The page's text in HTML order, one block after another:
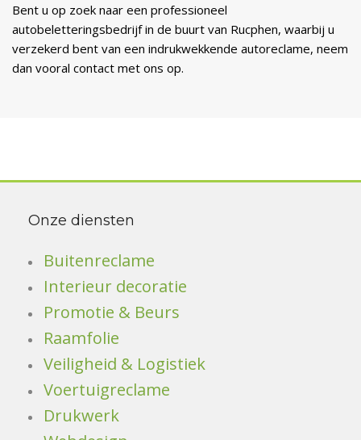
Bent u op zoek naar een professioneel
autobeletteringsbedrijf in de buurt van Rucphen, waarbij u
verzekerd bent van een indrukwekkende autoreclame, neem
dan vooral contact met ons op.
Onze diensten
Buitenreclame
Interieur decoratie
Promotie & Beurs
Raamfolie
Veiligheid & Logistiek
Voertuigreclame
Drukwerk